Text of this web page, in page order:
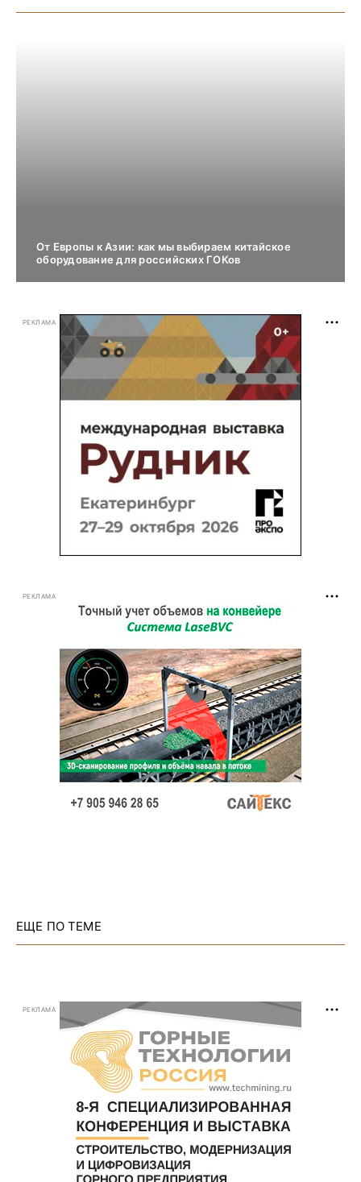
От Европы к Азии: как мы выбираем китайское
оборудование для российских ГОКов
РЕКЛАМА
РЕКЛАМА
ЕЩЕ ПО ТЕМЕ
РЕКЛАМА